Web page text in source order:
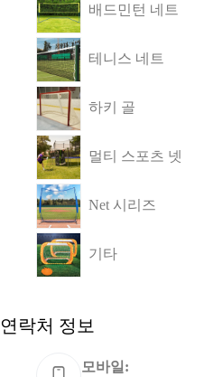
배드민턴 네트
테니스 네트
하키 골
멀티 스포츠 넷
Net 시리즈
기타
연락처 정보
모바일: